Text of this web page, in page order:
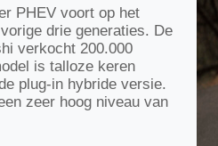
PHEV voort op het
drie generaties. De
verkocht 200.000
is talloze keren
plug-in hybride versie.
zeer hoog niveau van